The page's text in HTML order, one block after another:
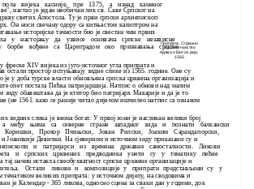
вијека касније, пре 1375, а изнад каменог
настао је један необичан лик св. Саве Српског на
светих Апостола. Ту је први српски архиепископ
Он носи свечану одору са китњастом калиптром на
историјске тачности био је свестан чин првих
у настојању да узвисе оснивача српске независне
борбе вођене са Цариградом око признавања српске
фреске XIV вијека из југо-источног угла припрате и
остали простор испуњавају зидне слике из 1565. године. Оне су
је у доба турске власти обновљена српска црквена организација и
опет постала Пећка патријаршија. Натпис о обнови над малим
зиду обавештава да је ктитор био патријарх Макарије и да је то
(не 1561. како се раније читао дијелом ишчилео натпис са ознаком
зидних слика је веома богат. У првој зони је насликан велики број
а међу њима са северне стране западног зида и познати балкански
Коришки, Прохор Пчињски, Јован Рилски, Јоаким Сарандапорски,
Јоаникије Девички. На сјеверном и источном зиду приказани су и
и патријарси из времена државне самосталности. Ликови
и српских црквених предводника унети су у тематику пећке
тај начин истакла свеобухватност српске црквене организације и
Остали ликови и композиције у припрати представљени су у
тематиком великих припрата: у источном дијелу, на сводовима и
је Календар - 365 ликова, односно сцена за сваки дан у години, док
Припрата, Страшни
суд и изгнанство
Адама и Еве из раја,
1565.